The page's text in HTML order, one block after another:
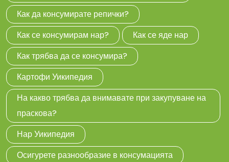
Как да консумирате репички?
Как се консумирам нар?
Как се яде нар
Как трябва да се консумира?
Картофи Уикипедия
На какво трябва да внимавате при закупуване на
праскова?
Нар Уикипедия
Осигурете разнообразие в консумацията